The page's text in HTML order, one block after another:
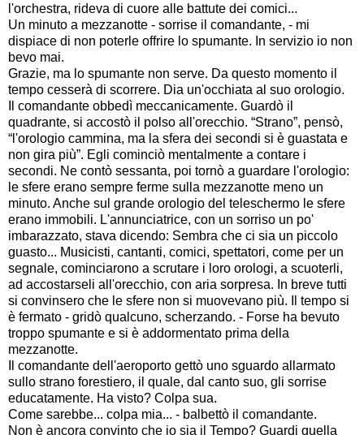
l'orchestra, rideva di cuore alle battute dei comici...
Un minuto a mezzanotte - sorrise il comandante, - mi
dispiace di non poterle offrire lo spumante. In servizio io non
bevo mai.
Grazie, ma lo spumante non serve. Da questo momento il
tempo cesserà di scorrere. Dia un'occhiata al suo orologio.
Il comandante obbedì meccanicamente. Guardò il
quadrante, si accostò il polso all'orecchio. “Strano”, pensò,
“l'orologio cammina, ma la sfera dei secondi si è guastata e
non gira più”. Egli cominciò mentalmente a contare i
secondi. Ne contò sessanta, poi tornò a guardare l'orologio:
le sfere erano sempre ferme sulla mezzanotte meno un
minuto. Anche sul grande orologio del teleschermo le sfere
erano immobili. L'annunciatrice, con un sorriso un po'
imbarazzato, stava dicendo: Sembra che ci sia un piccolo
guasto... Musicisti, cantanti, comici, spettatori, come per un
segnale, cominciarono a scrutare i loro orologi, a scuoterli,
ad accostarseli all'orecchio, con aria sorpresa. In breve tutti
si convinsero che le sfere non si muovevano più. Il tempo si
è fermato - gridò qualcuno, scherzando. - Forse ha bevuto
troppo spumante e si è addormentato prima della
mezzanotte.
Il comandante dell'aeroporto gettò uno sguardo allarmato
sullo strano forestiero, il quale, dal canto suo, gli sorrise
educatamente. Ha visto? Colpa sua.
Come sarebbe... colpa mia... - balbettò il comandante.
Non è ancora convinto che io sia il Tempo? Guardi quella